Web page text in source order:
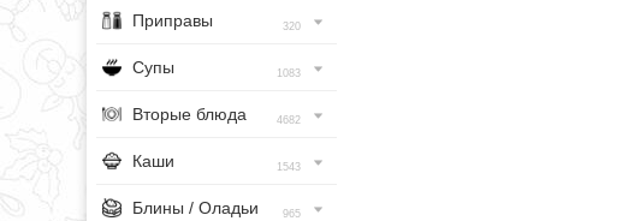
Приправы 320
Супы 1083
Вторые блюда 4682
Каши 1543
Блины / Оладьи 965